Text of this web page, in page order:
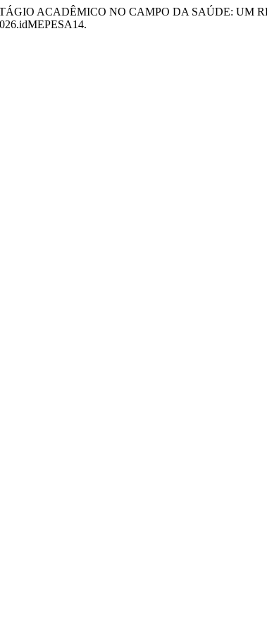
ACADÊMICO NO CAMPO DA SAÚDE: UM